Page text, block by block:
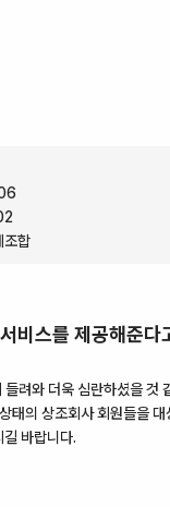
조합
비스를 제공해준다
려와 더욱 심란하셨을 것
상태의 상조회사 회원들을 대
바랍니다.